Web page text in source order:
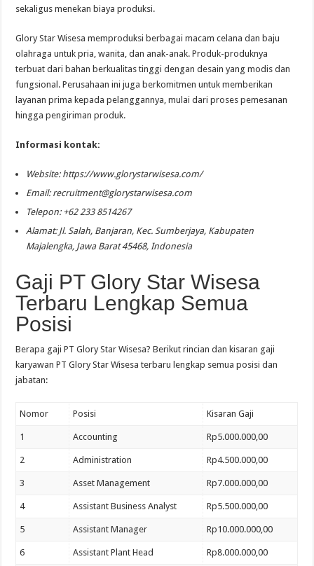
sekaligus menekan biaya produksi.
Glory Star Wisesa memproduksi berbagai macam celana dan baju
olahraga untuk pria, wanita, dan anak-anak. Produk-produknya
terbuat dari bahan berkualitas tinggi dengan desain yang modis dan
fungsional. Perusahaan ini juga berkomitmen untuk memberikan
layanan prima kepada pelanggannya, mulai dari proses pemesanan
hingga pengiriman produk.
Informasi kontak:
Website: https://www.glorystarwisesa.com/
Email: recruitment@glorystarwisesa.com
Telepon: +62 233 8514267
Alamat: Jl. Salah, Banjaran, Kec. Sumberjaya, Kabupaten
Majalengka, Jawa Barat 45468, Indonesia
Gaji PT Glory Star Wisesa
Terbaru Lengkap Semua
Posisi
Berapa gaji PT Glory Star Wisesa? Berikut rincian dan kisaran gaji
karyawan PT Glory Star Wisesa terbaru lengkap semua posisi dan
jabatan:
Nomor Posisi Kisaran Gaji
1 Accounting Rp5.000.000,00
2 Administration Rp4.500.000,00
3 Asset Management Rp7.000.000,00
4 Assistant Business Analyst Rp5.500.000,00
5 Assistant Manager Rp10.000.000,00
6 Assistant Plant Head Rp8.000.000,00